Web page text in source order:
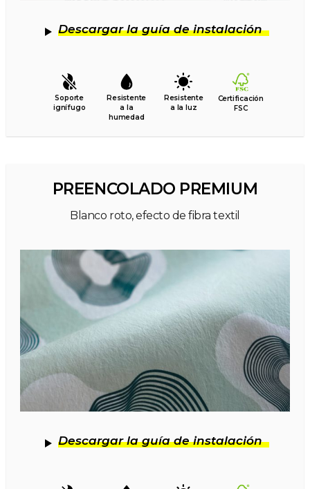
Descargar la guía de instalación
Soporte
ignífugo
Resistente
a la
humedad
Resistente
a la luz
Certificación
FSC
PREENCOLADO PREMIUM
Blanco roto, efecto de fibra textil
Descargar la guía de instalación